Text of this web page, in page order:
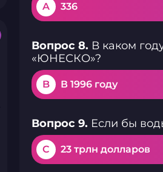
A 336
Вопрос 8. В каком
«ЮНЕСКО»?
B В 1996 году
Вопрос 9. Если бы
C 23 трлн долларов